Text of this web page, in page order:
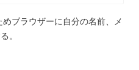
ブラウザーに自分の名前、メ
。